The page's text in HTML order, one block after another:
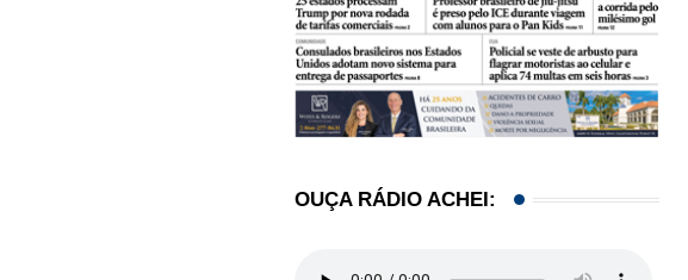
24/06/2026
OUÇA RÁDIO ACHEI: